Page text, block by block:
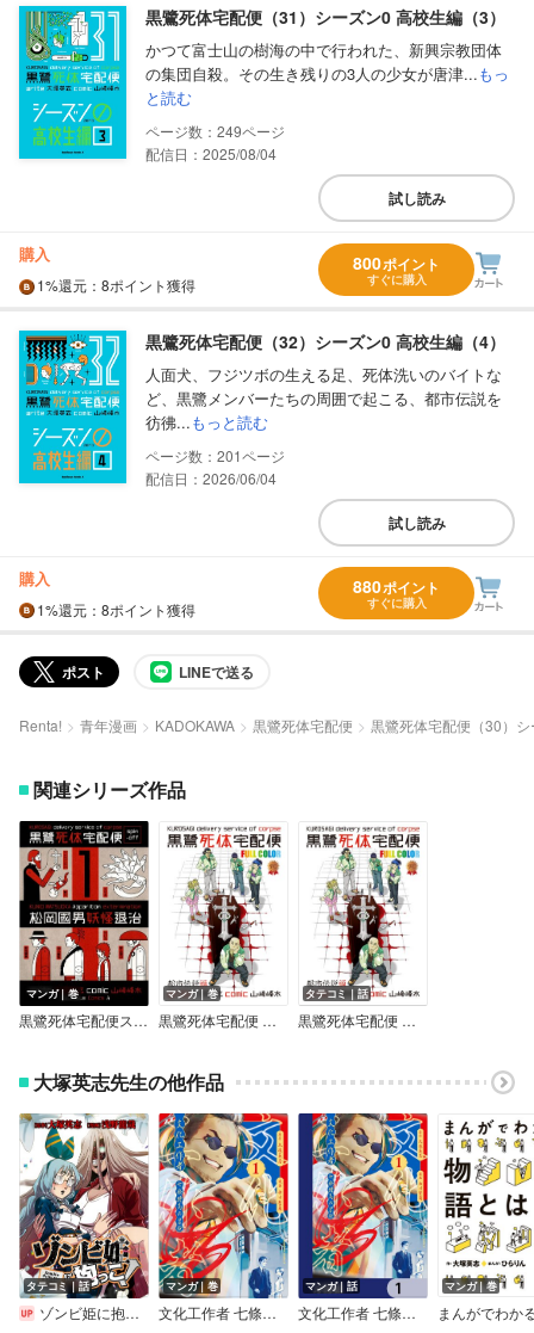
黒鷺死体宅配便（31）シーズン0 高校生編（3）
かつて富士山の樹海の中で行われた、新興宗教団体
の集団自殺。その生き残りの3人の少女が唐津...もっ
と読む
249
配信日：2025/08/04
試し読み
購入
1%還元 ：8ポイント獲得
800ポイント
すぐに購入
黒鷺死体宅配便（32）シーズン0 高校生編（4）
人面犬、フジツボの生える足、死体洗いのバイトな
ど、黒鷺メンバーたちの周囲で起こる、都市伝説を
彷彿...もっと読む
201
配信日：2026/06/04
試し読み
購入
1%還元 ：8ポイント獲得
880ポイント
すぐに購入
ポスト LINEで送る
Renta! 青年漫画 KADOKAWA 黒鷺死体宅配便 黒鷺死体宅配便（30）
関連シリーズ作品
マンガ｜巻
黒鷺死体宅配便スピンオフ 松岡國男妖怪退治
マンガ｜巻
黒鷺死体宅配便 フルカラー版 都市伝説編
タテコミ｜話
黒鷺死体宅配便 フルカラー版 都市伝説編【タテスク】【フルカラー】
大塚英志先生の他作品
タテコミ｜話
ゾンビ姫に抱っこ！【タテスク】【フルカラー】
マンガ｜巻
文化工作者 七條特高の冒険
マンガ｜話
文化工作者 七條特高の冒険【分冊版】
マンガ｜巻